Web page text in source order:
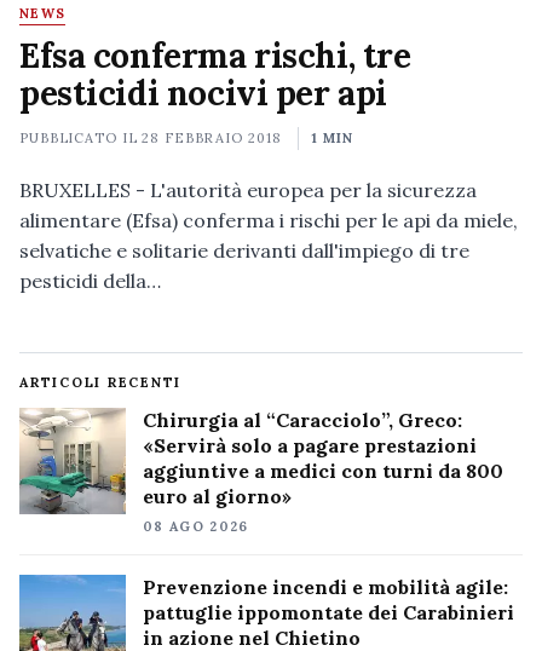
NEWS
Efsa conferma rischi, tre
pesticidi nocivi per api
PUBBLICATO IL28 FEBBRAIO 2018 1 MIN
BRUXELLES - L'autorità europea per la sicurezza
alimentare (Efsa) conferma i rischi per le api da miele,
selvatiche e solitarie derivanti dall'impiego di tre
pesticidi della…
ARTICOLI RECENTI
Chirurgia al “Caracciolo”, Greco:
«Servirà solo a pagare prestazioni
aggiuntive a medici con turni da 800
euro al giorno»
08 AGO 2026
Prevenzione incendi e mobilità agile:
pattuglie ippomontate dei Carabinieri
in azione nel Chietino